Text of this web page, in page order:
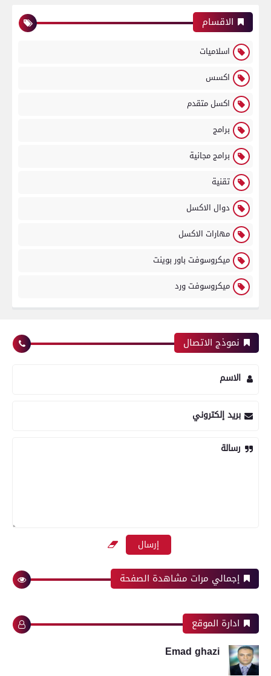
الاقسام
اسلاميات
اكسس
اكسل متقدم
برامج
برامج مجانية
تقنية
دوال الاكسل
مهارات الاكسل
ميكروسوفت باور بوينت
ميكروسوفت ورد
نموذج الاتصال
الاسم
بريد إلكتروني
رسالة
إجمالي مرات مشاهدة الصفحة
ادارة الموقع
Emad ghazi